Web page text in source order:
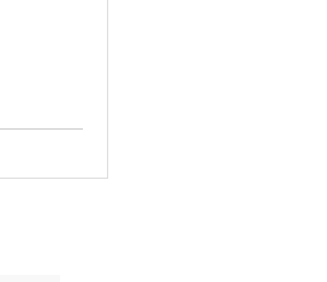
ンのご提
るので、